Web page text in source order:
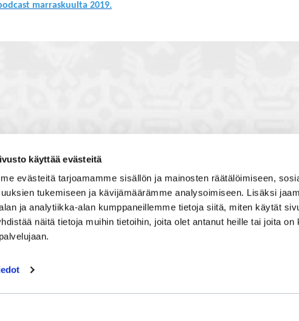
käyttää evästeitä
evästeitä tarjoamamme sisällön ja mainosten räätälöimiseen,
tukemiseen ja kävijämäärämme analysoimiseen. Lisäksi
ja analytiikka-alan kumppaneillemme tietoja siitä, miten käytät
näitä tietoja muihin tietoihin, joita olet antanut heille tai joita
marraskuulta 2019.
kollegoidesi kanssa, solmit kiinnostavia kontakteja
elinkeinoelämän toimintaedellytyksiin yhdessä
kanssa. Olet mukana joukossa, joka
ajattelee isosti ja kehittää jatkuvasti
Valtakatu 6,
Avoinna ma - pe